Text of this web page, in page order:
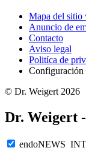
Mapa del sitio
Anuncio de
Contacto
Aviso legal
Politíca de
Configuración
© Dr. Weigert 2026
Dr. Weigert
endoNEWS